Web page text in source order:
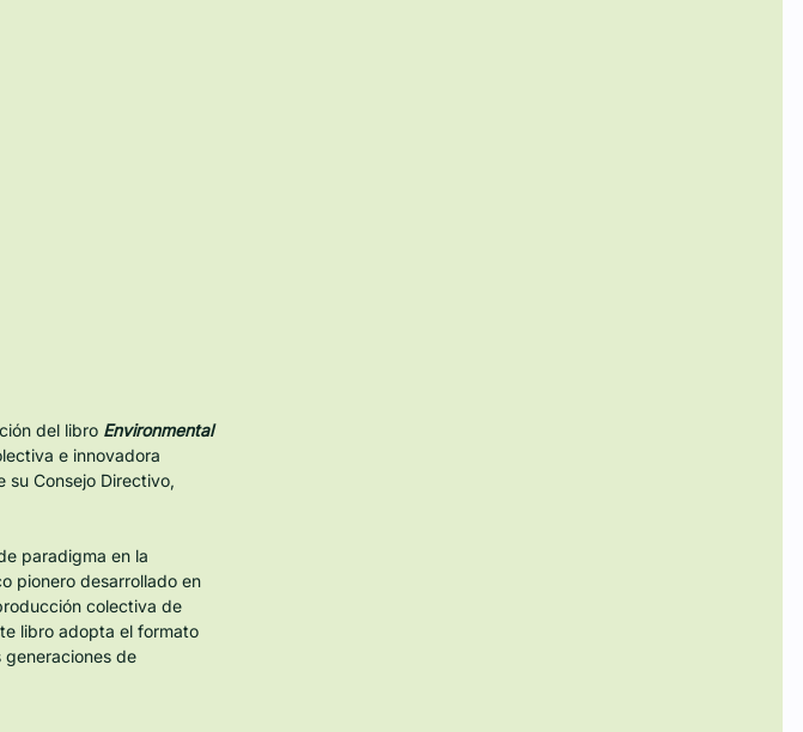
del libro Environmental
e innovadora
Consejo Directivo,
paradigma en la
pionero desarrollado en
colectiva de
libro adopta el formato
de